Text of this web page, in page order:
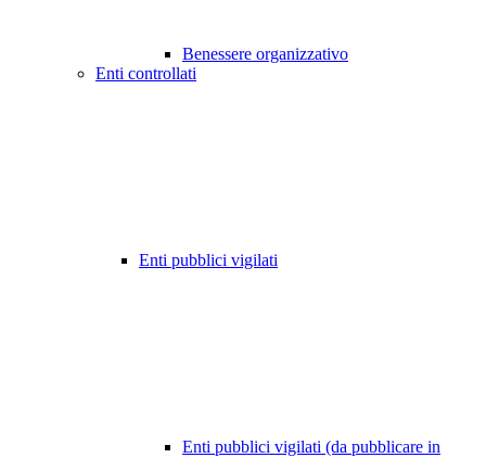
Benessere organizzativo
Enti controllati
Enti pubblici vigilati
Enti pubblici vigilati (da pubblicare in